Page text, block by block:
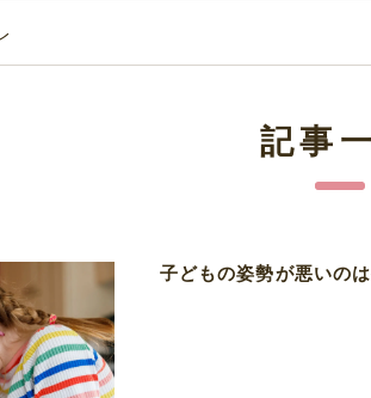
記事
子どもの姿勢が悪いの